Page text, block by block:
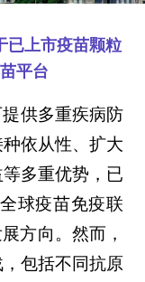
已上市疫苗颗粒
平台
供多重疾病防
依从性、扩大
多重优势，已
球疫苗免疫联
方向。然而，
包括不同抗原